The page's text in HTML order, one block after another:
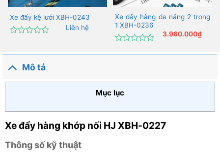
Xe đẩy kệ lưới XBH-0243
hạng
0
sao
Liên hệ
Xe đẩy hàng đa năng 2 trong
1 XBH-0236
xếp
5
sao
3.960.000₫
Mô tả
Mục lục
Xe đẩy hàng khớp nối HJ XBH-0227
Thông số kỹ thuật